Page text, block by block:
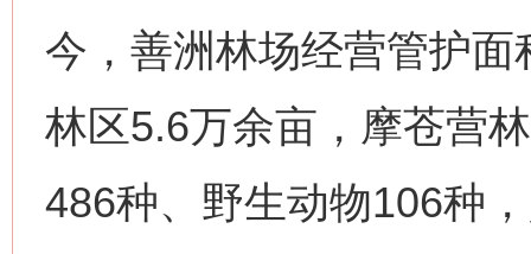
今，善洲林场经营管护
林区5.6万余亩，摩苍营
486种、野生动物106种